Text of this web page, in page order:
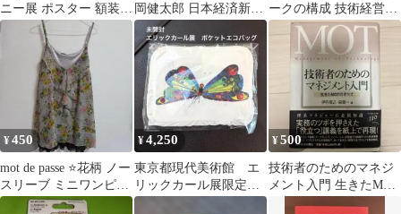
ニー展 ポスター 額装品
2023年 東京都現代美術
岡健太郎 日本経済新聞
出版
ークの構成 技術経営論
(MOT)の潮流
¥450
mot de passe ⭐花柄 ノー
スリーブ ミニワンピー
ス
¥4,250
東京都現代美術館 エ
リックカール展限定
はらぺこあおむし ポケ
¥500
技術者のためのマネジ
メント入門 生きたMOT